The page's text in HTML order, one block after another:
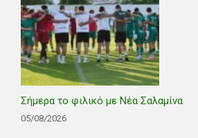
Σήμερα το φιλικό με Νέα Σαλαμίνα
05/08/2026